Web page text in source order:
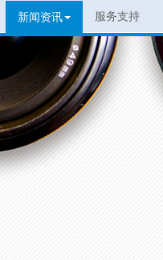
新闻资讯 服务支持